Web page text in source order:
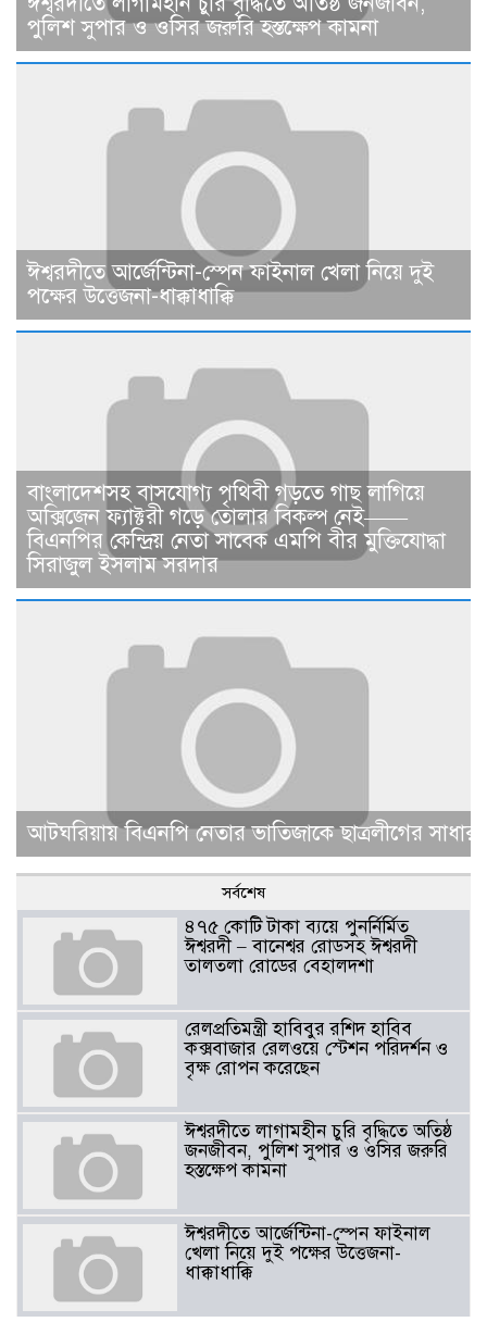
পুলিশ সুপার ও ওসির জরুরি হস্তক্ষেপ কামনা ​
ঈশ্বরদীতে আর্জেন্টিনা-স্পেন ফাইনাল খেলা নিয়ে দুই
পক্ষের উত্তেজনা-ধাক্কাধাক্কি
বাংলাদেশসহ বাসযোগ্য পৃথিবী গড়তে গাছ লাগিয়ে
অক্সিজেন ফ্যাক্টরী গড়ে তোলার বিকল্প নেই——
বিএনপির কেন্দ্রিয় নেতা সাবেক এমপি বীর মুক্তিযোদ্ধা
সিরাজুল ইসলাম সরদার
আটঘরিয়ায় বিএনপি নেতার ভাতিজাকে ছাত্রলীগের
সর্বশেষ
৪৭৫ কোটি টাকা ব্যয়ে পুনর্নির্মিত
ঈশ্বরদী – বানেশ্বর রোডসহ ঈশ্বরদী
তালতলা রোডের বেহালদশা
রেলপ্রতিমন্ত্রী হাবিবুর রশিদ হাবিব
কক্সবাজার রেলওয়ে স্টেশন পরিদর্শন ও
বৃক্ষ রোপন করেছেন
ঈশ্বরদীতে লাগামহীন চুরি বৃদ্ধিতে অতিষ্ঠ
জনজীবন, পুলিশ সুপার ও ওসির জরুরি
হস্তক্ষেপ কামনা ​
ঈশ্বরদীতে আর্জেন্টিনা-স্পেন ফাইনাল
খেলা নিয়ে দুই পক্ষের উত্তেজনা-
ধাক্কাধাক্কি